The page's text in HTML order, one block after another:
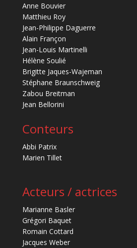
Anne Bouvier
Matthieu Roy
Jean-Philippe Daguerre
Alain Françon
Jean-Louis Martinelli
Hélène Soulié
Brigitte Jaques-Wajeman
Stéphane Braunschweig
Zabou Breitman
Jean Bellorini
Conteurs
Abbi Patrix
Marien Tillet
Acteurs / actrices
Marianne Basler
Grégori Baquet
Romain Cottard
Jacques Weber